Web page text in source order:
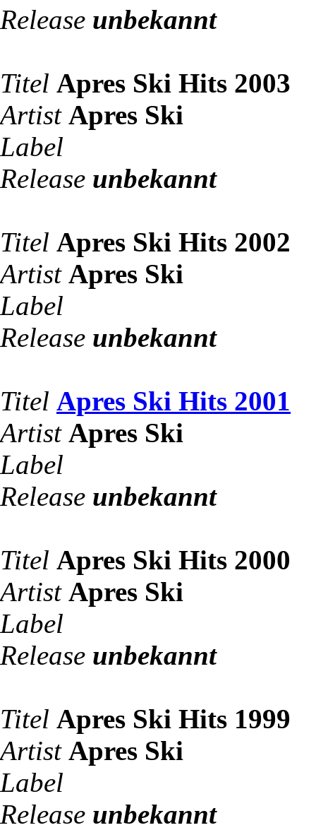
Release unbekannt
Titel Apres Ski Hits 2003
Artist Apres Ski
Label
Release unbekannt
Titel Apres Ski Hits 2002
Artist Apres Ski
Label
Release unbekannt
Titel Apres Ski Hits 2001
Artist Apres Ski
Label
Release unbekannt
Titel Apres Ski Hits 2000
Artist Apres Ski
Label
Release unbekannt
Titel Apres Ski Hits 1999
Artist Apres Ski
Label
Release unbekannt